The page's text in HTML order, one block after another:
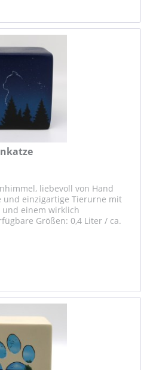
liebevoll von Hand
und einzigartige Tierurne mit
einem wirklich
Größen: 0,4 Liter / ca.